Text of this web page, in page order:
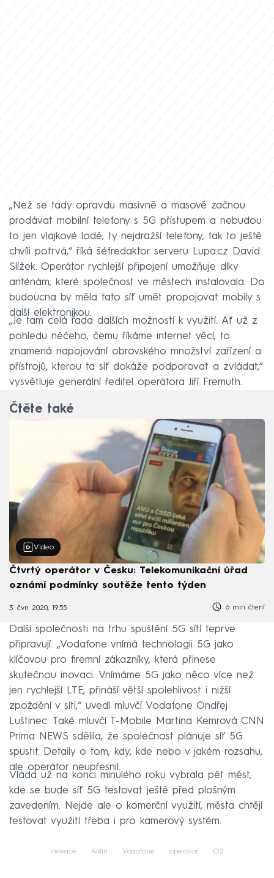
„Než se tady opravdu masivně a masově začnou
prodávat mobilní telefony s 5G přístupem a nebudou
to jen vlajkové lodě, ty nejdražší telefony, tak to ještě
chvíli potrvá,“ říká šéfredaktor serveru Lupa.cz David
Slížek. Operátor rychlejší připojení umožňuje díky
anténám, které společnost ve městech instalovala. Do
budoucna by měla tato síť umět propojovat mobily s
další elektronikou.
„Je tam celá řada dalších možností k využití. Ať už z
pohledu něčeho, čemu říkáme internet věcí, to
znamená napojování obrovského množství zařízení a
přístrojů, kterou ta síť dokáže podporovat a zvládat,“
vysvětluje generální ředitel operátora Jiří Fremuth.
Čtěte také
Video
Čtvrtý operátor v Česku: Telekomunikační úřad
oznámí podmínky soutěže tento týden
3. čvn 2020, 19:55 6 min čtení
Další společnosti na trhu spuštění 5G sítí teprve
připravují. „Vodafone vnímá technologii 5G jako
klíčovou pro firemní zákazníky, která přinese
skutečnou inovaci. Vnímáme 5G jako něco více než
jen rychlejší LTE, přináší větší spolehlivost i nižší
zpoždění v síti,“ uvedl mluvčí Vodafone Ondřej
Luštinec. Také mluvčí T-Mobile Martina Kemrová CNN
Prima NEWS sdělila, že společnost plánuje síť 5G
spustit. Detaily o tom, kdy, kde nebo v jakém rozsahu,
ale operátor neupřesnil.
Vláda už na konci minulého roku vybrala pět měst,
kde se bude síť 5G testovat ještě před plošným
zavedením. Nejde ale o komerční využití, města chtějí
testovat využití třeba i pro kamerový systém.
inovace Kolín Vodafone operátor O2